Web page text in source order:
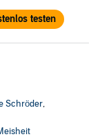
testen
Schröder,